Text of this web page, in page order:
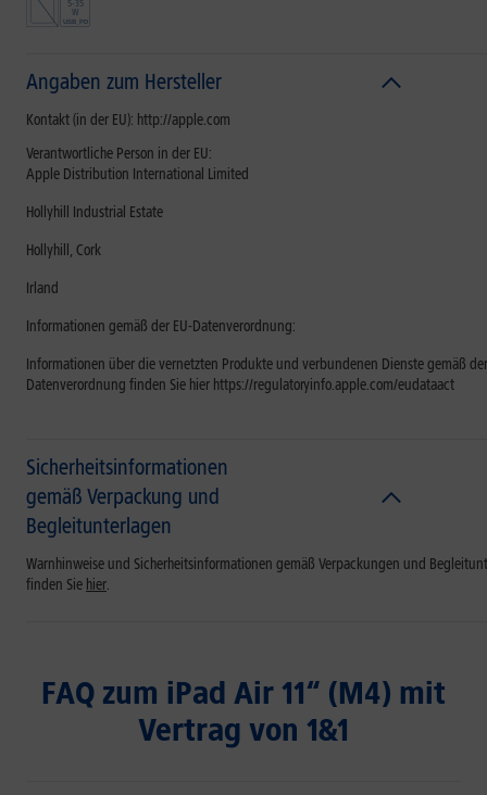
Angaben zum Hersteller
Kontakt (in der EU): http://apple.com
Verantwortliche Person in der EU:
Apple Distribution International Limited
Hollyhill Industrial Estate
Hollyhill, Cork
Irland
Informationen gemäß der EU-Datenverordnung:
Informationen über die vernetzten Produkte und verbundenen Dienste gemäß
Datenverordnung finden Sie hier https://regulatoryinfo.apple.com/eudataact
Sicherheitsinformationen
gemäß Verpackung und
Begleitunterlagen
Warnhinweise und Sicherheitsinformationen gemäß Verpackungen und
finden Sie hier.
FAQ zum iPad Air 11“ (M4) mit
Vertrag von 1&1